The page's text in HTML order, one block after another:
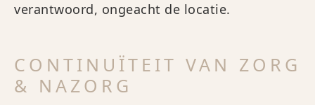
verantwoord, ongeacht de locatie.
CONTINUÏTEIT VAN ZORG
& NAZORG